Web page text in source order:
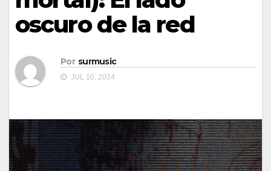
oscuro de la red
Por surmusic
JUL 10, 2024